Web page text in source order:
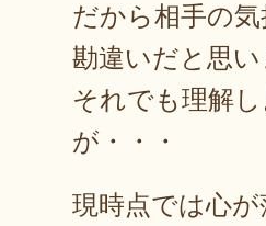
だから相手の
勘違いだと思い
それでも理解
が・・・
現時点では心